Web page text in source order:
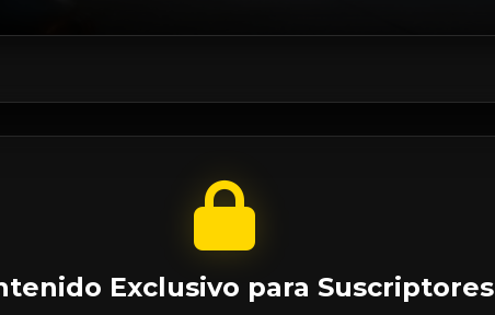
Exclusivo para Suscriptores